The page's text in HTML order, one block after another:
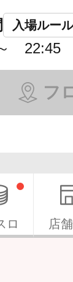
入場ルール
22:45
フ
ロ 店